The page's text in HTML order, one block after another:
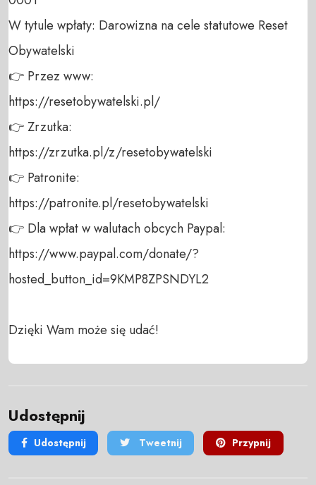
W tytule wpłaty: Darowizna na cele statutowe Reset
Obywatelski
👉 Przez www:
https://resetobywatelski.pl/
👉 Zrzutka:
https://zrzutka.pl/z/resetobywatelski
👉 Patronite:
https://patronite.pl/resetobywatelski
👉 Dla wpłat w walutach obcych Paypal:
https://www.paypal.com/donate/?
hosted_button_id=9KMP8ZPSNDYL2
Dzięki Wam może się udać!
Udostępnij
Udostępnij Tweetnij Przypnij